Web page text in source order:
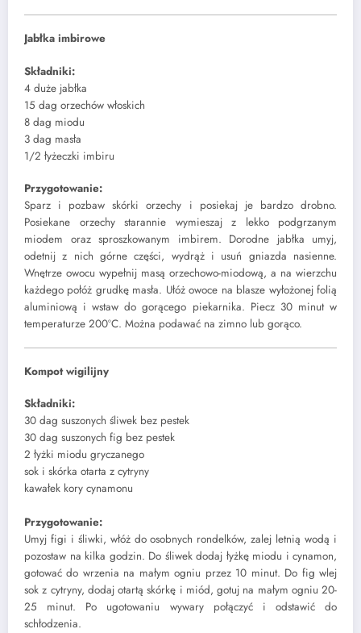
Jabłka imbirowe
Składniki:
4 duże jabłka
15 dag orzechów włoskich
8 dag miodu
3 dag masła
1/2 łyżeczki imbiru
Przygotowanie:
Sparz i pozbaw skórki orzechy i posiekaj je bardzo drobno.
Posiekane orzechy starannie wymieszaj z lekko podgrzanym
miodem oraz sproszkowanym imbirem. Dorodne jabłka umyj,
odetnij z nich górne części, wydrąż i usuń gniazda nasienne.
Wnętrze owocu wypełnij masą orzechowo-miodową, a na wierzchu
każdego połóż grudkę masła. Ułóż owoce na blasze wyłożonej folią
aluminiową i wstaw do gorącego piekarnika. Piecz 30 minut w
temperaturze 200ºC. Można podawać na zimno lub gorąco.
Kompot wigilijny
Składniki:
30 dag suszonych śliwek bez pestek
30 dag suszonych fig bez pestek
2 łyżki miodu gryczanego
sok i skórka otarta z cytryny
kawałek kory cynamonu
Przygotowanie:
Umyj figi i śliwki, włóż do osobnych rondelków, zalej letnią wodą i
pozostaw na kilka godzin. Do śliwek dodaj łyżkę miodu i cynamon,
gotować do wrzenia na małym ogniu przez 10 minut. Do fig wlej
sok z cytryny, dodaj otartą skórkę i miód, gotuj na małym ogniu 20-
25 minut. Po ugotowaniu wywary połączyć i odstawić do
schłodzenia.